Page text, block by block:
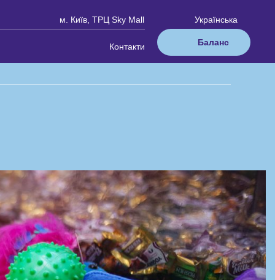
м. Київ, ТРЦ Sky Mall Українська
Контакти Баланс